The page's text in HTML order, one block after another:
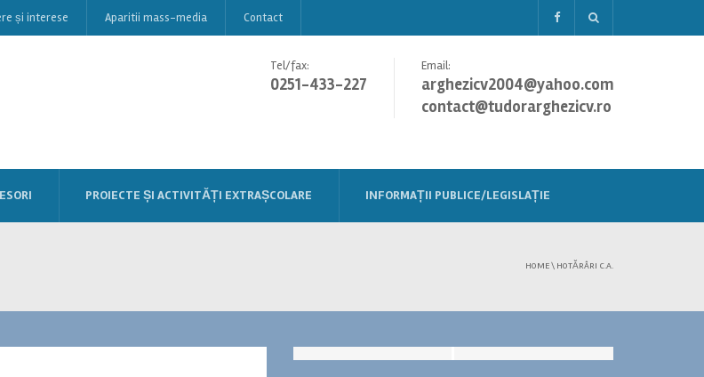
și interese Aparitii mass-media Contact
Tel/fax:
0251-433-227
Email:
arghezicv2004@yahoo.com
contact@tudorarghezicv.ro
PROIECTE ȘI ACTIVITĂȚI EXTRAȘCOLARE INFORMAȚII PUBLICE/LEGISLAȚIE
HOME\ HOTĂRÂRI C.A.